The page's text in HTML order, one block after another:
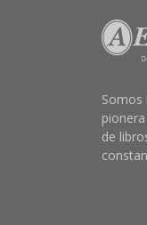
Somos
de